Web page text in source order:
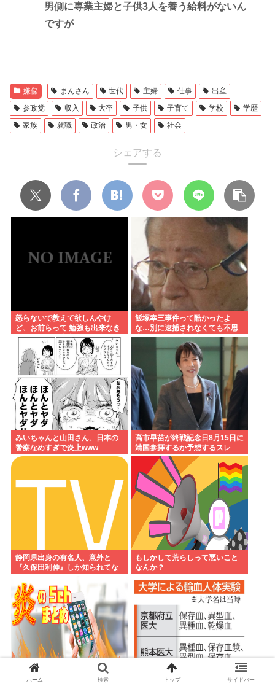
男側に専業主婦と子供3人を養う給料がないん
ですが
嫌儲 まんさん 世代 主婦 仕事
出産
参政党
収入 大卒 子供 子育て 学校
学歴
家族
就職 政治 男・女 社会
シェアする
怒らないで教えて欲しんやけ
ど、お前らって 勉強も出来なき
ゃスポーツも出来ない 面白くも
なければ顔も悪い クラスの5軍
だったよね？
飯塚幸三事件って酷かったよ
な…別に逮捕されなくても不思
議は無いのに上級上級叩かれま
くってさ
みいちゃんと山田さん、日本の
警察なめすぎで炎上www
高市早苗が終戦記念日8月15日に
靖国参拝するか予想するスレ
静岡県出身の有名人、意外と
『久保田利伸』しか知られてな
もしかして荒らしって悪いこと
なんか？
熊本医大「人に馬の血を輸血し
ホーム 検索 トップ サイドバー